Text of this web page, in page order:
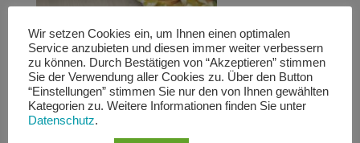
Wir setzen Cookies ein, um Ihnen einen optimalen
Service anzubieten und diesen immer weiter verbessern
zu können. Durch Bestätigen von “Akzeptieren” stimmen
Sie der Verwendung aller Cookies zu. Über den Button
“Einstellungen” stimmen Sie nur den von Ihnen gewählten
Kategorien zu. Weitere Informationen finden Sie unter
Datenschutz.